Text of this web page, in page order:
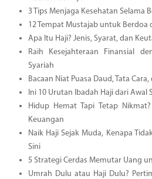
3 Tips Menjaga Kesehatan Selama
12 Tempat Mustajab untuk Berdoa
Apa Itu Haji? Jenis, Syarat, dan
Raih Kesejahteraan Finansial
Syariah
Bacaan Niat Puasa Daud, Tata
Ini 10 Urutan Ibadah Haji dari Awal
Hidup Hemat Tapi Tetap
Keuangan
Naik Haji Sejak Muda, Kenapa
Sini
5 Strategi Cerdas Memutar Uang
Umrah Dulu atau Haji Dulu?